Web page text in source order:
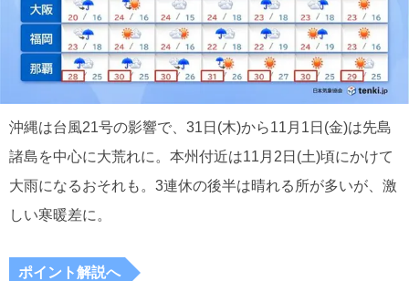
沖縄は台風21号の影響で、31日(木)から11月1日(金)は先島
諸島を中心に大荒れに。本州付近は11月2日(土)頃にかけて
大雨になるおそれも。3連休の後半は晴れる所が多いが、激
しい寒暖差に。
ポイント解説へ